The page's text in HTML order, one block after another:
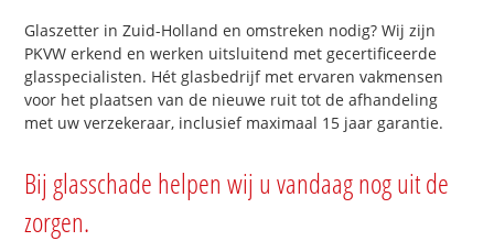
Glaszetter in Zuid-Holland en omstreken nodig? Wij zijn
PKVW erkend en werken uitsluitend met gecertificeerde
glasspecialisten. Hét glasbedrijf met ervaren vakmensen
voor het plaatsen van de nieuwe ruit tot de afhandeling
met uw verzekeraar, inclusief maximaal 15 jaar garantie.
Bij glasschade helpen wij u vandaag nog uit de
zorgen.